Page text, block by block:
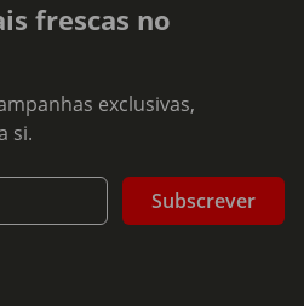
frescas no
exclusivas,
si.
Subscrever